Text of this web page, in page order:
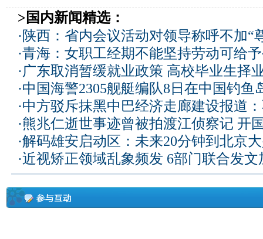
>国内新闻精选：
· 陕西：省内会议活动对领导称呼不加“
·青海：女职工经期不能坚持劳动可给
·广东取消暂缓就业政策 高校毕业生择
·中国海警2305舰艇编队8日在中国钓鱼
·中方驳斥抹黑中巴经济走廊建设报道
·熊兆仁逝世事迹曾被拍渡江侦察记 开
·解码雄安启动区：未来20分钟到北京
·近视矫正领域乱象频发 6部门联合发文